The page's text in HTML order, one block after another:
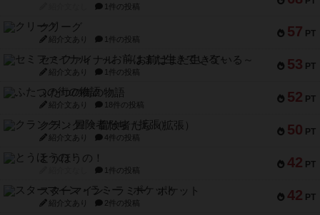
1件の投稿
57 PT
クリーグ
紹介文あり 1件の投稿
53 PT
セミファイナル ～お前はまだ生きている～
紹介文あり 1件の投稿
52 PT
ふたつの街の物語
紹介文あり 18件の投稿
50 PT
クランク! ：冒険者たち（拡張）
紹介文あり 4件の投稿
42 PT
とうほうの！
1件の投稿
42 PT
スターマイン・ラミー ポケット
紹介文あり 2件の投稿